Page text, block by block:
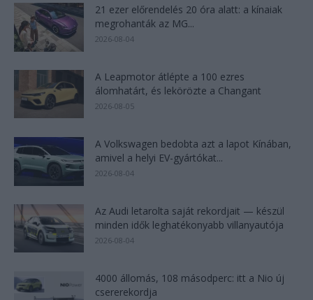
21 ezer előrendelés 20 óra alatt: a kínaiak
megrohanták az MG...
2026-08-04
A Leapmotor átlépte a 100 ezres
álomhatárt, és lekörözte a Changant
2026-08-05
A Volkswagen bedobta azt a lapot Kínában,
amivel a helyi EV-gyártókat...
2026-08-04
Az Audi letarolta saját rekordjait — készül
minden idők leghatékonyabb villanyautója
2026-08-04
4000 állomás, 108 másodperc: itt a Nio új
csererekordja